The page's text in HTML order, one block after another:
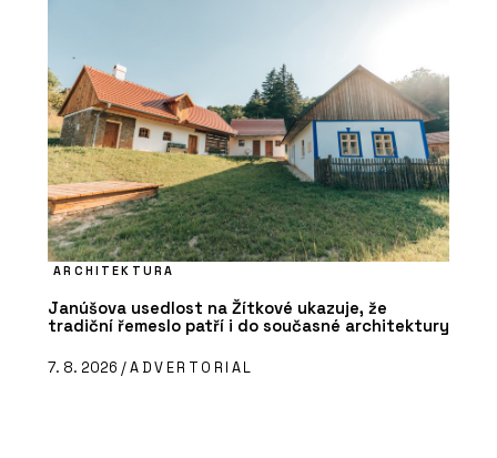
ARCHITEKTURA
Janúšova usedlost na Žítkové ukazuje, že
tradiční řemeslo patří i do současné architektury
7. 8. 2026 /ADVERTORIAL